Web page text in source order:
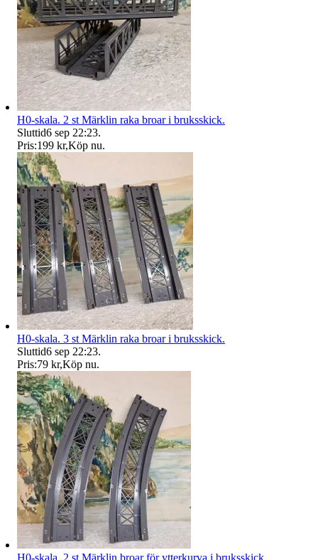
H0-skala. 2 st Märklin raka broar i bruksskick.
Sluttid6 sep 22:23.
Pris:199 kr,Köp nu.
H0-skala. 3 st Märklin raka broar i bruksskick.
Sluttid6 sep 22:23.
Pris:79 kr,Köp nu.